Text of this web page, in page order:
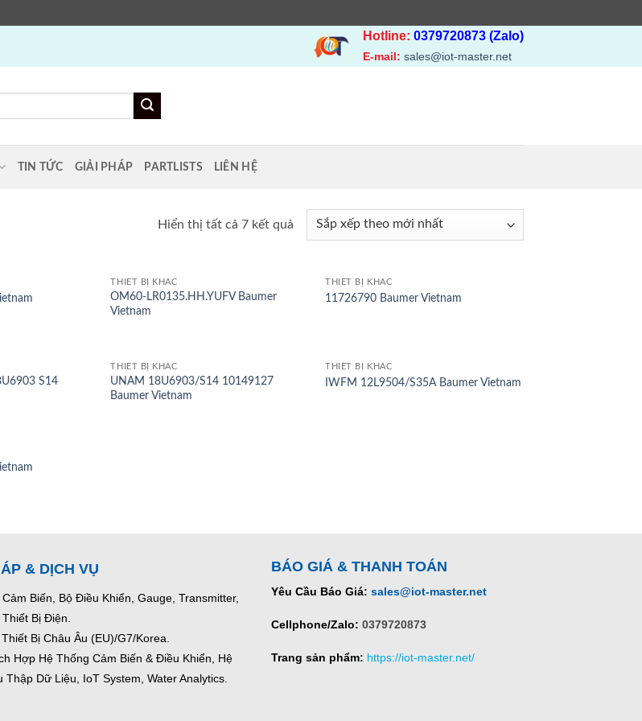
Hotline: 0379720873 (Zalo)
E-mail: sales@iot-master.net
TIN TỨC GIẢI PHÁP PARTLISTS LIÊN HỆ
Hiển thị tất cả 7 kết quảĐã
sắp
THIẾT BỊ KHÁC
OM60-LR0135.HH.YUFV Baumer
Vietnam
THIẾT BỊ KHÁC
11726790 Baumer Vietnam
S14
THIẾT BỊ KHÁC
UNAM 18U6903/S14 10149127
Baumer Vietnam
THIẾT BỊ KHÁC
IWFM 12L9504/S35A Baumer Vietnam
& DỊCH VỤ
Biến, Bộ Điều Khiển, Gauge, Transmitter,
Bị Điện.
Bị Châu Âu (EU)/G7/Korea.
Hợp Hệ Thống Cảm Biến & Điều Khiển, Hệ
Thập Dữ Liệu, IoT System, Water Analytics.
BÁO GIÁ & THANH TOÁN
Yêu Cầu Báo Giá: sales@iot-master.net
Cellphone/Zalo: 0379720873
Trang sản phẩm: https://iot-master.net/